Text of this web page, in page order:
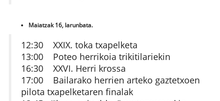
Maiatzak 16, larunbata.
12:30 XXIX. toka txapelketa
13:00 Poteo herrikoia trikitilariekin
16:30 XXVI. Herri krossa
17:00 Bailarako herrien arteko gaztetxoen
pilota txapelketaren finalak